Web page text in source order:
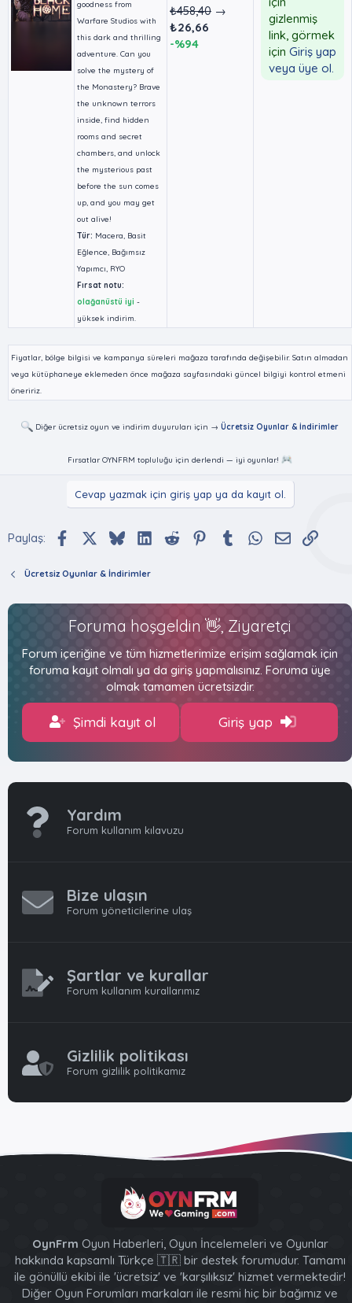
goodness from
Warfare Studios with
this dark and thrilling
adventure. Can you
solve the mystery of
the Monastery? Brave
the unknown terrors
inside, find hidden
rooms and secret
chambers, and unlock
the mysterious past
before the sun comes
up, and you may get
out alive!
Tür: Macera, Basit
Eğlence, Bağımsız
Yapımcı, RYO
Fırsat notu:
olağanüstü iyi -
yüksek indirim.
₺458,40 →
₺26,66
-%94
gizlenmiş
link, görmek
için Giriş yap
veya üye ol.
Fiyatlar, bölge bilgisi ve kampanya süreleri mağaza tarafında değişebilir. Satın almadan
veya kütüphaneye eklemeden önce mağaza sayfasındaki güncel bilgiyi kontrol etmeni
öneririz.
Diğer ücretsiz oyun ve indirim duyuruları için → Ücretsiz Oyunlar & İndirimler
Fırsatlar OYNFRM topluluğu için derlendi — iyi oyunlar!
Cevap yazmak için giriş yap ya da kayıt ol.
Paylaş: FacebookX (Twitter)
BlueskyLinkedIn
Reddit Pinterest
TumblrWhatsApp
E-posta
Ücretsiz Oyunlar & İndirimler
Foruma hoşgeldin 👋, Ziyaretçi
Forum içeriğine ve tüm hizmetlerimize erişim sağlamak için
foruma kayıt olmalı ya da giriş yapmalısınız. Foruma üye
olmak tamamen ücretsizdir.
Şimdi kayıt ol Giriş yap
Yardım
Forum kullanım kılavuzu
Bize ulaşın
Forum yöneticilerine ulaş
Şartlar ve kurallar
Forum kullanım kurallarımız
Gizlilik politikası
Forum gizlilik politikamız
OynFrm Oyun Haberleri, Oyun İncelemeleri ve Oyunlar
hakkında kapsamlı Türkçe 🇹🇷 bir destek forumudur. Tamamı
ile gönüllü ekibi ile 'ücretsiz' ve 'karşılıksız' hizmet vermektedir!
Diğer Oyun Forumları markaları ile resmi hiç bir bağımız ve